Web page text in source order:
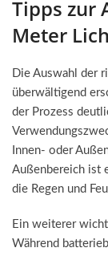
Tipps zur
Meter
Die Auswahl der
überwältigend
der Prozess
Innen- oder
Außenbereich ist
die Regen und
Ein weiterer
Während